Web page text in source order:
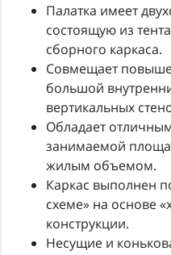
Палатка имеет
состоящую из
сборного каркаса.
Совмещает
большой
вертикальных
Обладает
занимаемой
жилым объемом.
Каркас выполнен
схеме» на основе
конструкции.
Несущие и